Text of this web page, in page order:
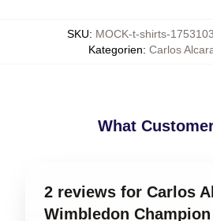
SKU: MOCK-t-shirts-
Kategorien: Carlos
What
2 reviews for Carlos
Wimbledon